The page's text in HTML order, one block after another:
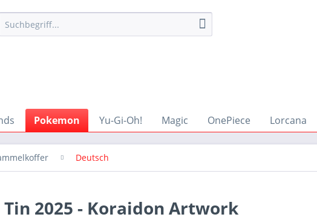
Pokemon Yu-Gi-Oh! Magic OnePiece Lorcana
Deutsch
2025 - Koraidon Artwork